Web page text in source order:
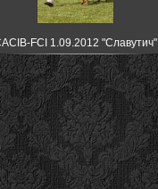
FCI 1.09.2012 "Славутич"